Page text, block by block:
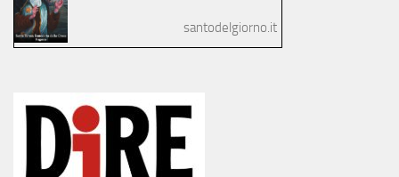
santodelgiorno.it